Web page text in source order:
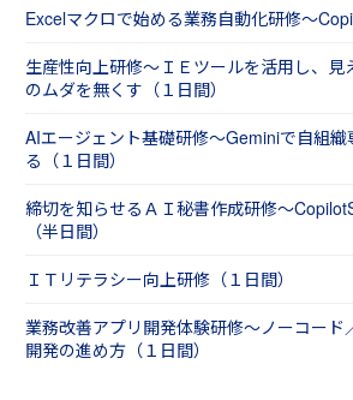
Excelマクロで始める業務自動化研修～
生産性向上研修～ＩＥツールを活用し、見
のムダを無くす（１日間）
AIエージェント基礎研修～Geminiで自組
る（１日間）
締切を知らせるＡＩ秘書作成研修～
（半日間）
ＩＴリテラシー向上研修（１日間）
業務改善アプリ開発体験研修～ノーコード
開発の進め方（１日間）